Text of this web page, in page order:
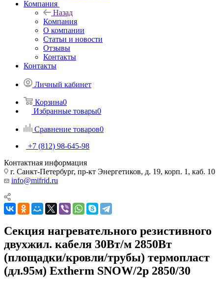
Компания
Назад
Компания
О компании
Статьи и новости
Отзывы
Контакты
Контакты
Личный кабинет
Корзина0
Избранные товары0
Сравнение товаров0
+7 (812) 98-645-98
Контактная информация
г. Санкт-Петербург, пр-кт Энергетиков, д. 19, корп. 1, каб. 10
info@mifrid.ru
Секция нагревательного резистивного
двухжил. кабеля 30Вт/м 2850Вт
(площадки/кровли/трубы) термопласт
(дл.95м) Extherm SNOW/2p 2850/30